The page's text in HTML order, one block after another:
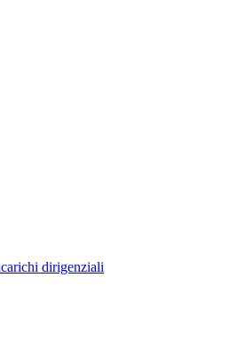
dirigenziali